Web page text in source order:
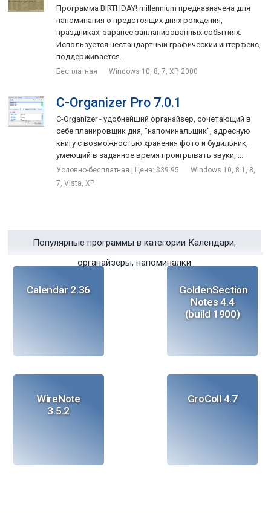
Программа BIRTHDAY! millennium предназначена для
напоминания о предстоящих днях рождения,
праздниках, заранее запланированных событиях.
Используется нестандартный графический интерфейс,
поддерживается...
Бесплатная Windows 10, 8, 7, XP, 2000
C-Organizer Pro 7.0.1
C-Organizer - удобнейший органайзер, сочетающий в
себе планировщик дня, "напоминальщик", адресную
книгу с возможностью хранения фото и будильник,
умеющий в заданное время проигрывать звуки, ...
Условно-бесплатная | Цена: $39.95
Windows 10, 8.1, 8,
7, Vista, XP
Популярные программы в категории Календари,
органайзеры, напоминалки
Calendar 2.36
GoldenSection
Notes 4.4
(build 1900)
WireNote
3.5.2
GroColl 4.7